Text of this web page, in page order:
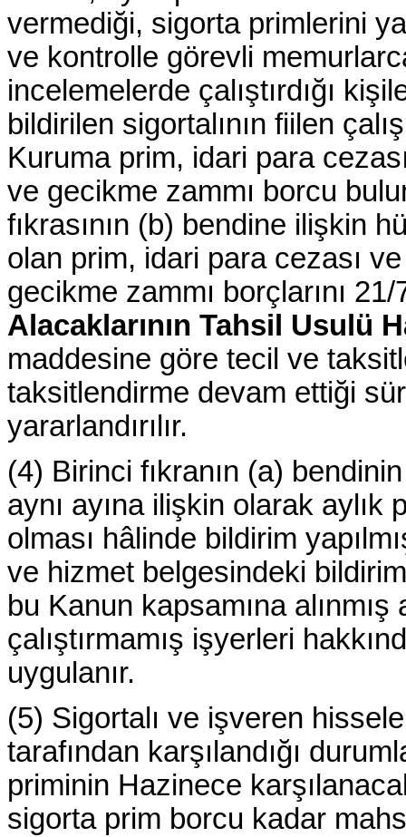
vermediği, sigorta primlerini
ve kontrolle görevli
incelemelerde çalıştırdığı
bildirilen sigortalının fiilen
Kuruma prim, idari para
ve gecikme zammı borcu
fıkrasının (b) bendine ilişkin
olan prim, idari para cezası
gecikme zammı borçlarını
Alacaklarının Tahsil Usulü
maddesine göre tecil ve
taksitlendirme devam ettiği
yararlandırılır.
(4) Birinci fıkranın (a)
aynı ayına ilişkin olarak
olması hâlinde bildirim
ve hizmet belgesindeki
bu Kanun kapsamına
çalıştırmamış işyerleri
uygulanır.
(5) Sigortalı ve işveren
tarafından karşılandığı
priminin Hazinece
sigorta prim borcu kadar